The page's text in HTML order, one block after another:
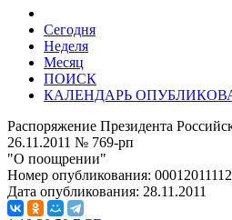
Сегодня
Неделя
Месяц
ПОИСК
КАЛЕНДАРЬ
Распоряжение Президента
26.11.2011 № 769-рп
"О поощрении"
Номер опубликования:
Дата опубликования: 28.11.2011